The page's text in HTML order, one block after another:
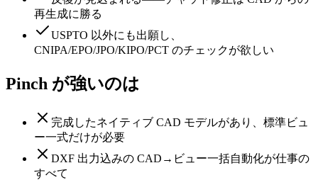
再生成に勝る
USPTO 以外にも出願し、
CNIPA/EPO/JPO/KIPO/PCT のチェックが欲しい
Pinch が強いのは
完成したネイティブ CAD モデルがあり、標準ビュ
ー一式だけが必要
DXF 出力込みの CAD→ビュー一括自動化が仕事の
すべて